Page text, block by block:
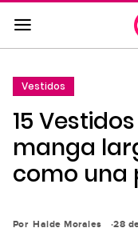
Saltar
al
contenido
la
navegación
principal
Vestidos
15
manga
como una
Por Haide Morales 28